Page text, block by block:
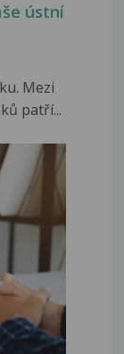
ústní
Mezi
patří...